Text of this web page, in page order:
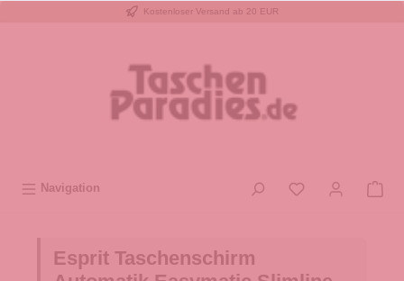
Kostenloser Versand ab 20 EUR
Navigation
Esprit Taschenschirm